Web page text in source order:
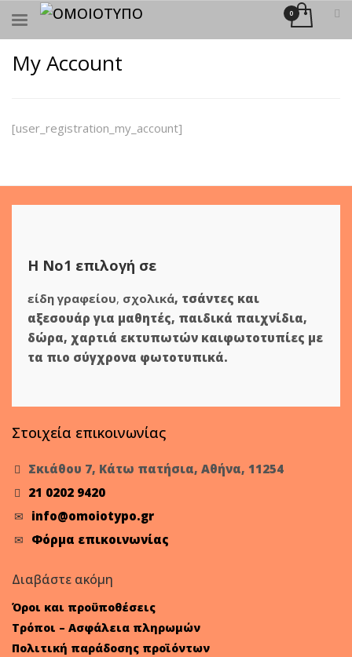
ΑΝΑΖΉΤΗΣΗ
My Account
[user_registration_my_account]
Η Νο1 επιλογή σε
είδη γραφείου, σχολικά, τσάντες και
αξεσουάρ για μαθητές, παιδικά παιχνίδια,
δώρα, χαρτιά εκτυπωτών καιφωτοτυπίες με
τα πιο σύγχρονα φωτοτυπικά.
Στοιχεία επικοινωνίας
Σκιάθου 7, Κάτω πατήσια, Αθήνα, 11254
21 0202 9420
info@omoiotypo.gr
Φόρμα επικοινωνίας
Διαβάστε ακόμη
Όροι και προϋποθέσεις
Τρόποι – Ασφάλεια πληρωμών
Πολιτική παράδοσης προϊόντων